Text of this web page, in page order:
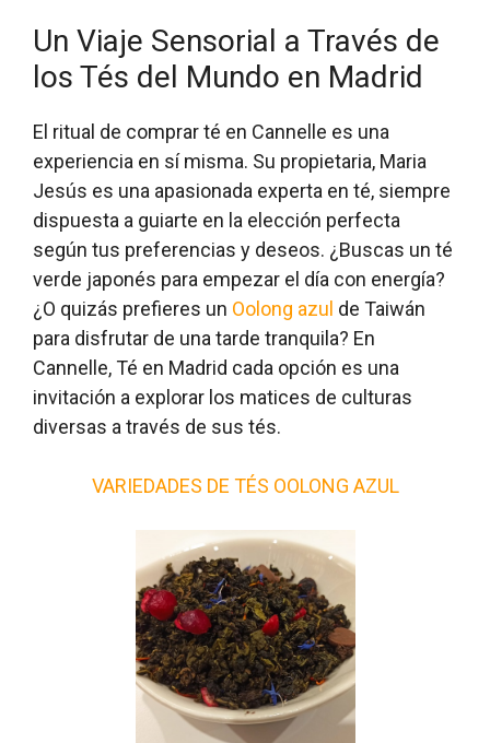
Un Viaje Sensorial a Través de
los Tés del Mundo en Madrid
El ritual de comprar té en Cannelle es una
experiencia en sí misma. Su propietaria, Maria
Jesús es una apasionada experta en té, siempre
dispuesta a guiarte en la elección perfecta
según tus preferencias y deseos. ¿Buscas un té
verde japonés para empezar el día con energía?
¿O quizás prefieres un Oolong azul de Taiwán
para disfrutar de una tarde tranquila? En
Cannelle, Té en Madrid cada opción es una
invitación a explorar los matices de culturas
diversas a través de sus tés.
VARIEDADES DE TÉS OOLONG AZUL